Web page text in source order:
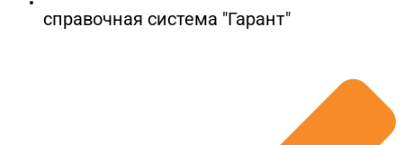
справочная система "Гарант"